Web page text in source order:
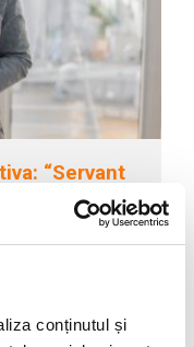
conținutul și
“Servant